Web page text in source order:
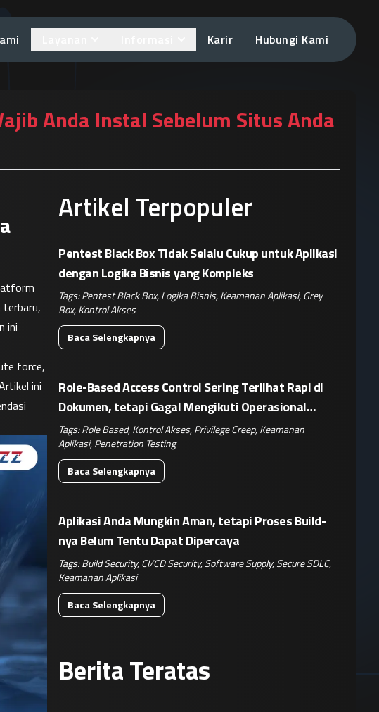
Karir Hubungi Kami
Anda Instal Sebelum Situs Anda
terbaru,
ini
force,
ini
Artikel Terpopuler
Pentest Black Box Tidak Selalu Cukup untuk Aplikasi
dengan Logika Bisnis yang Kompleks
Tags:Pentest Black Box,Logika Bisnis,Keamanan Aplikasi,Grey
Box,Kontrol Akses
Baca Selengkapnya
Role-Based Access Control Sering Terlihat Rapi di
Dokumen, tetapi Gagal Mengikuti Operasional
Nyata
Tags:Role Based,Kontrol Akses,Privilege Creep,Keamanan
Aplikasi,Penetration Testing
Baca Selengkapnya
Aplikasi Anda Mungkin Aman, tetapi Proses Build-
nya Belum Tentu Dapat Dipercaya
Tags:Build Security,CI/CD Security,Software Supply,Secure SDLC,
Keamanan Aplikasi
Baca Selengkapnya
Berita Teratas